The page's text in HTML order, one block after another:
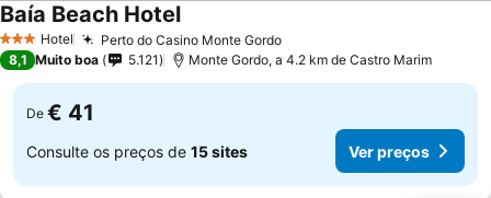
3 EstrelasHotel Perto do Casino Monte GordoVer preços
Baía Beach HotelVer preços
8,1 Muito boa 5.121 Monte Gordo, a 4.2 km de Castro Marim
De € 41
Consulte os preços de 15 sites Ver preços